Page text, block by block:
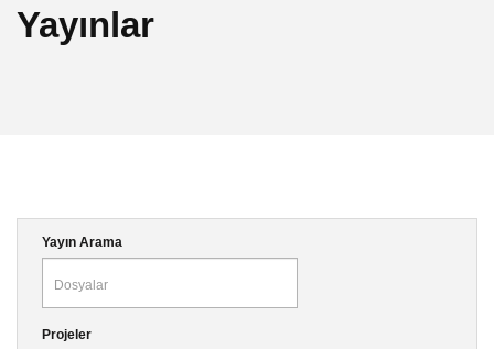
Yayınlar
Yayın Arama
Projeler